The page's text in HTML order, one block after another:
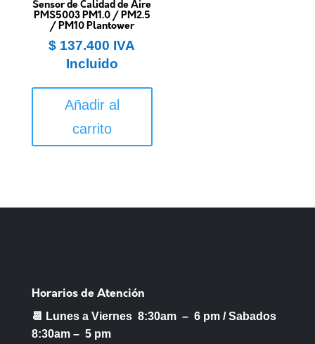
Sensor de Calidad de Aire
PMS5003 PM1.0 / PM2.5
/ PM10 Plantower
$ 137.400 IVA
Incluido
Añadir al
carrito
Horarios de Atención
📆 Lunes a Viernes 8:30am – 6 pm /Sabados
8:30am – 5 pm